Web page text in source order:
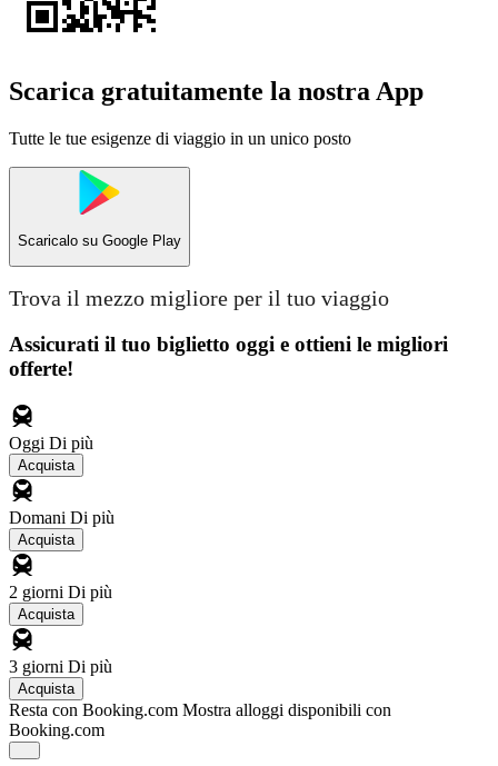
Scarica gratuitamente la nostra App
Tutte le tue esigenze di viaggio in un unico posto
Scaricalo su Google Play
Trova il mezzo migliore per il tuo viaggio
Assicurati il ​​tuo biglietto oggi e ottieni le migliori
offerte!
Oggi Di più
Acquista
Domani Di più
Acquista
2 giorni Di più
Acquista
3 giorni Di più
Acquista
Resta con Booking.com Mostra alloggi disponibili con
Booking.com